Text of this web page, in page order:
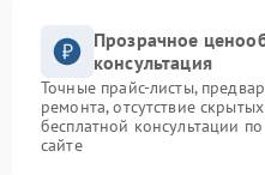
Прозрачное
консультация
Точные прайс-листы,
ремонта, отсутствие
бесплатной консультации
сайте